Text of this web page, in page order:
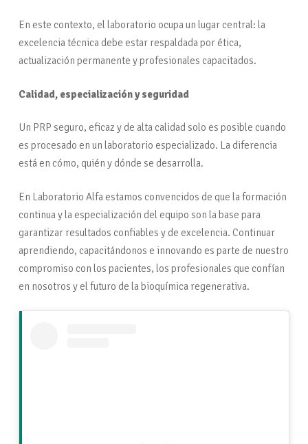
En este contexto, el laboratorio ocupa un lugar central: la
excelencia técnica debe estar respaldada por ética,
actualización permanente y profesionales capacitados.
Calidad, especialización y seguridad
Un PRP seguro, eficaz y de alta calidad solo es posible cuando
es procesado en un laboratorio especializado. La diferencia
está en cómo, quién y dónde se desarrolla.
En Laboratorio Alfa estamos convencidos de que la formación
continua y la especialización del equipo son la base para
garantizar resultados confiables y de excelencia. Continuar
aprendiendo, capacitándonos e innovando es parte de nuestro
compromiso con los pacientes, los profesionales que confían
en nosotros y el futuro de la bioquímica regenerativa.